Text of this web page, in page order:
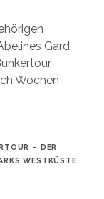
Gard,
Wochen-
– DER
WESTKÜSTE